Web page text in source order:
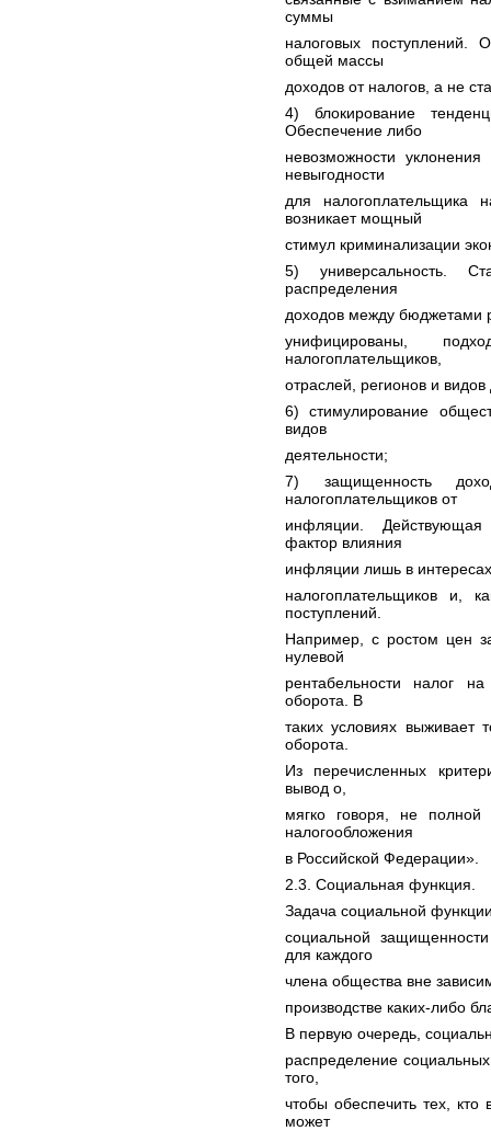
суммы
налоговых поступлений.
общей массы
доходов от налогов, а не
4) блокирование
Обеспечение либо
невозможности
невыгодности
для налогоплательщика
возникает мощный
стимул криминализации
5) универсальность.
распределения
доходов между бюджетами
унифицированы,
налогоплательщиков,
отраслей, регионов и видов
6) стимулирование
видов
деятельности;
7) защищенность
налогоплательщиков от
инфляции. Действующая
фактор влияния
инфляции лишь в
налогоплательщиков и,
поступлений.
Например, с ростом цен
нулевой
рентабельности налог
оборота. В
таких условиях выживает
оборота.
Из перечисленных
вывод о,
мягко говоря, не полной
налогообложения
в Российской Федерации».
2.3. Социальная функция.
Задача социальной
социальной
для каждого
члена общества вне
производстве каких-либо
В первую очередь,
распределение
того,
чтобы обеспечить тех,
может